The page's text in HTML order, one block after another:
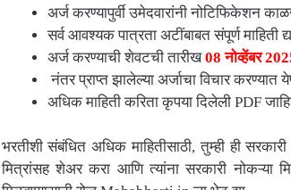
अर्ज करण्यापुर्वी उमेदवारांनी नोटिफिकेशन
सर्व आवश्यक पात्रता अटींबाबत संपूर्ण माहिती
अर्ज करण्याची शेवटची तारीख08 नोव्हेंबर
नंतर प्राप्त झालेल्या अर्जाचा विचार करण्यात
अधिक माहिती करिता कृपया दिलेली PDF
भरतीशी संबंधित अधिक माहितीसाठी, तुम्ही ही
मित्रांसह शेअर करा आणि त्यांना सरकारी नोकऱ्या